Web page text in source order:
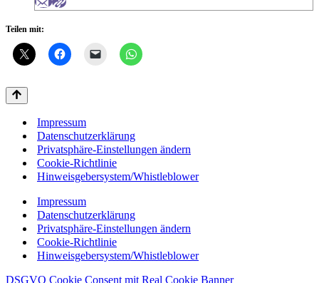
Teilen mit:
Impressum
Datenschutzerklärung
Privatsphäre-Einstellungen ändern
Cookie-Richtlinie
Hinweisgebersystem/Whistleblower
Impressum
Datenschutzerklärung
Privatsphäre-Einstellungen ändern
Cookie-Richtlinie
Hinweisgebersystem/Whistleblower
DSGVO Cookie Consent mit Real Cookie Banner